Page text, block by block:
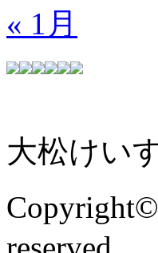
« 1月
大松けい